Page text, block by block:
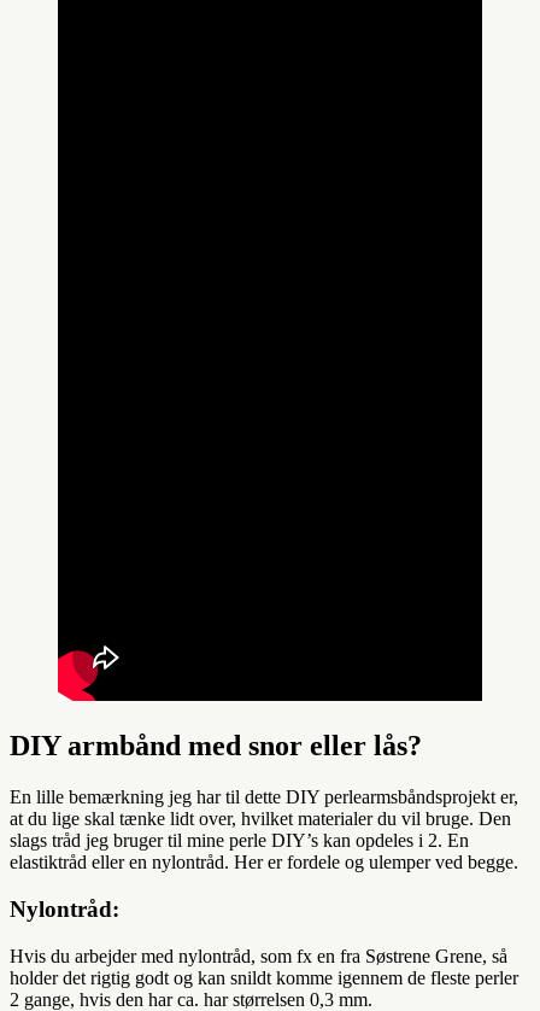
DIY armbånd med snor eller lås?
En lille bemærkning jeg har til dette DIY perlearmsbåndsprojekt er,
at du lige skal tænke lidt over, hvilket materialer du vil bruge. Den
slags tråd jeg bruger til mine perle DIY’s kan opdeles i 2. En
elastiktråd eller en nylontråd. Her er fordele og ulemper ved begge.
Nylontråd:
Hvis du arbejder med nylontråd, som fx en fra Søstrene Grene, så
holder det rigtig godt og kan snildt komme igennem de fleste perler
2 gange, hvis den har ca. har størrelsen 0,3 mm.